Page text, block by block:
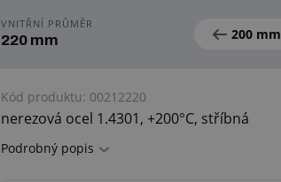
VNITŘNÍ PRŮMĚR
220 mm 200 mm
Kód produktu: 00212220
nerezová ocel 1.4301, +200°C, stříbná
Podrobný popis